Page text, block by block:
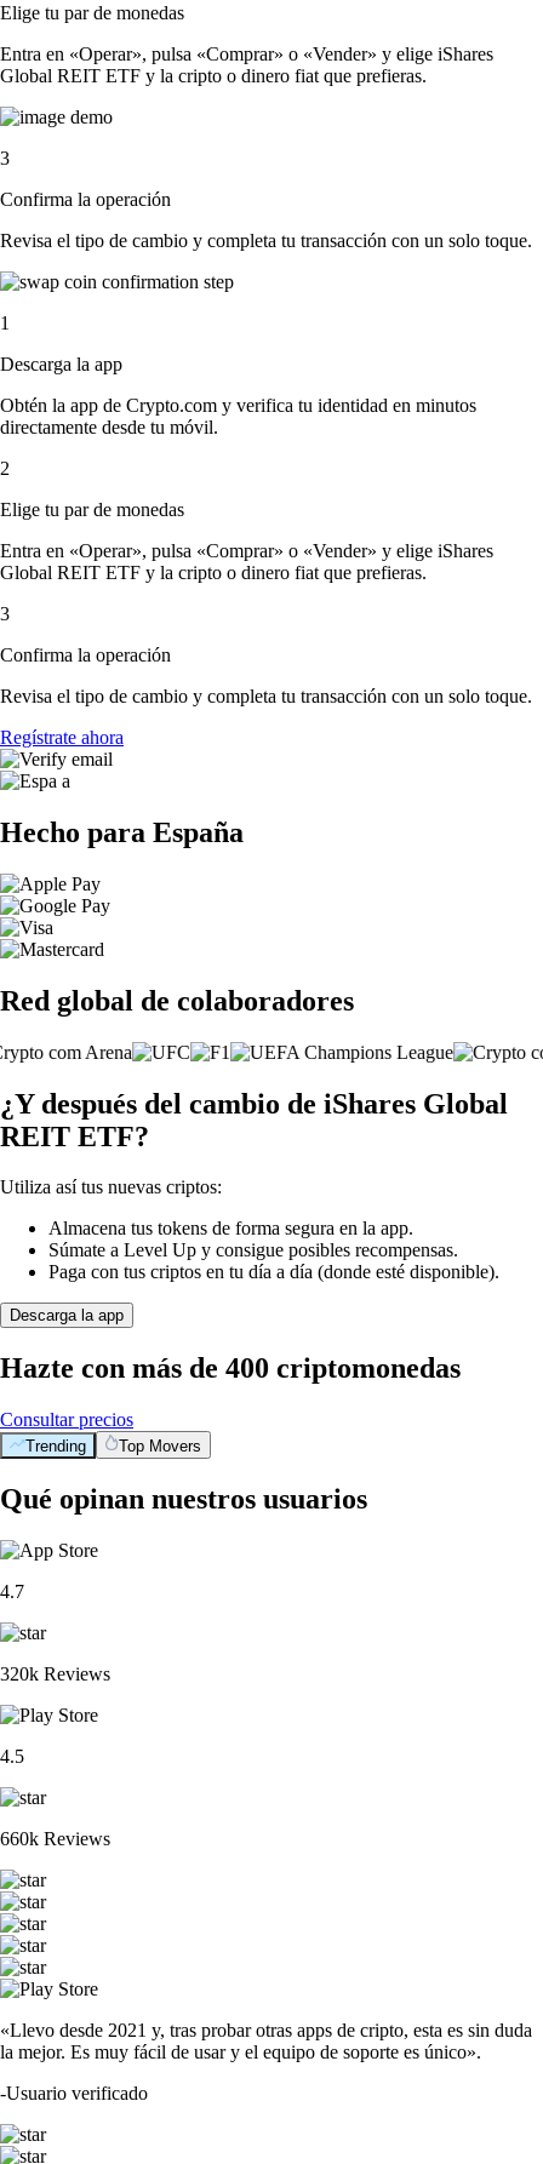
Elige tu par de monedas
Entra en «Operar», pulsa «Comprar» o «Vender» y elige iShares
Global REIT ETF y la cripto o dinero fiat que prefieras.
3
Confirma la operación
Revisa el tipo de cambio y completa tu transacción con un solo toque.
1
Descarga la app
Obtén la app de Crypto.com y verifica tu identidad en minutos
directamente desde tu móvil.
2
Elige tu par de monedas
Entra en «Operar», pulsa «Comprar» o «Vender» y elige iShares
Global REIT ETF y la cripto o dinero fiat que prefieras.
3
Confirma la operación
Revisa el tipo de cambio y completa tu transacción con un solo toque.
Regístrate ahora
Hecho para España
Red global de colaboradores
¿Y después del cambio de iShares Global
REIT ETF?
Utiliza así tus nuevas criptos:
Almacena tus tokens de forma segura en la app.
Súmate a Level Up y consigue posibles recompensas.
Paga con tus criptos en tu día a día (donde esté disponible).
Descarga la app
Hazte con más de 400 criptomonedas
Consultar precios
Trending Top Movers
Qué opinan nuestros usuarios
4.7
320k Reviews
4.5
660k Reviews
«Llevo desde 2021 y, tras probar otras apps de cripto, esta es sin duda
la mejor. Es muy fácil de usar y el equipo de soporte es único».
-Usuario verificado